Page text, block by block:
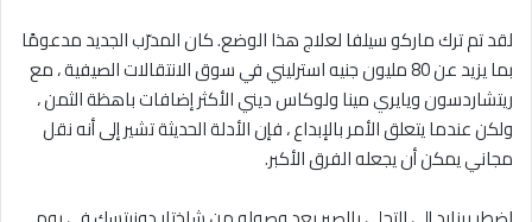
لقد تم ترك ماركو سيلفا لعلاج هذا الوضع. كان المدرّب الجديد مدعومًا
بما يزيد عن 80 مليون جنيه استرليني في سوق الانتقالات الصيفية ، مع
ريتشاردسون ويايري مينا ولوكاس ديني الأكثر إضافات باهظة الثمن ،
ولكن عندما يتعلق الأمر بالإبداع ، فإن الأدلة الحديثة تشير إلى أنه نقل
مجاني يمكن أن يجعله الفرق الأكبر.